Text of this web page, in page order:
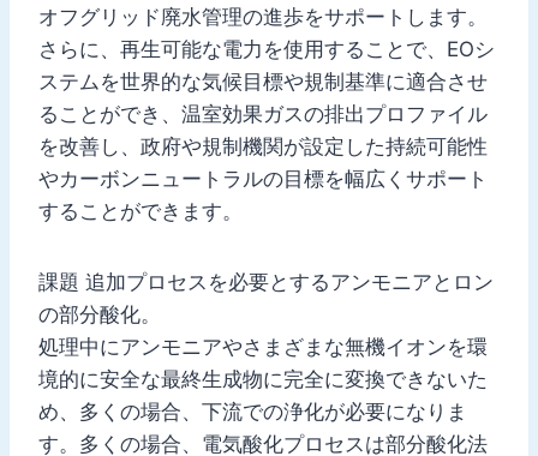
オフグリッド廃水管理の進歩をサポートします。
さらに、再生可能な電力を使用することで、EOシ
ステムを世界的な気候目標や規制基準に適合させ
ることができ、温室効果ガスの排出プロファイル
を改善し、政府や規制機関が設定した持続可能性
やカーボンニュートラルの目標を幅広くサポート
することができます。
課題 追加プロセスを必要とするアンモニアとロン
の部分酸化。
処理中にアンモニアやさまざまな無機イオンを環
境的に安全な最終生成物に完全に変換できないた
め、多くの場合、下流での浄化が必要になりま
す。多くの場合、電気酸化プロセスは部分酸化法